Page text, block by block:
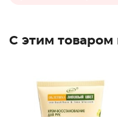
С этим товаром